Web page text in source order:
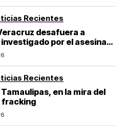
Recientes
desafuera a
por el asesinato
Guzmán
Recientes
en la mira del
fracking